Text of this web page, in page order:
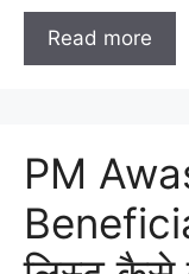
Read more
PM